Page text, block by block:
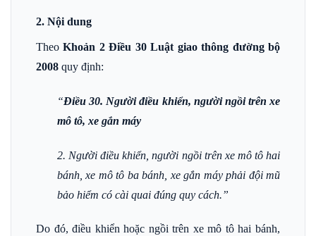
2. Nội dung
TheoKhoản 2 Điều 30 Luật giao thông đường bộ
2008 quy định:
“Điều 30. Người điều khiển, người ngồi trên xe
mô tô, xe gắn máy
2. Người điều khiển, người ngồi trên xe mô tô hai
bánh, xe mô tô ba bánh, xe gắn máy phải đội mũ
bảo hiểm có cài quai đúng quy cách.”
Do đó, điều khiển hoặc ngồi trên xe mô tô hai bánh,